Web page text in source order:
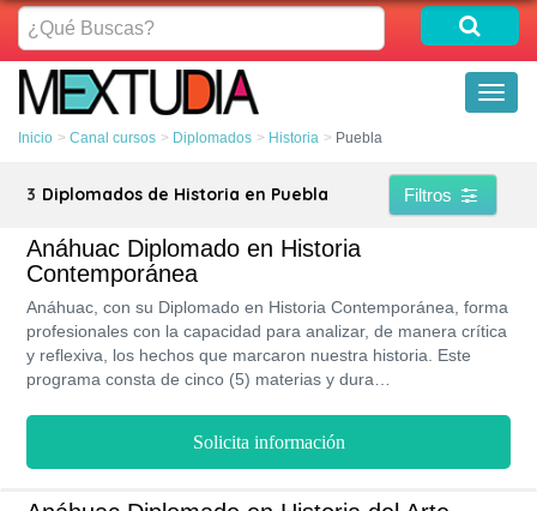
¿Qué
Buscas?
Inicio Canal cursos Diplomados Historia Puebla
3 Diplomados de Historia en Puebla Filtros
Anáhuac Diplomado en Historia
Contemporánea
Anáhuac, con su Diplomado en Historia Contemporánea, forma
profesionales con la capacidad para analizar, de manera crítica
y reflexiva, los hechos que marcaron nuestra historia. Este
programa consta de cinco (5) materias y dura
Solicita información